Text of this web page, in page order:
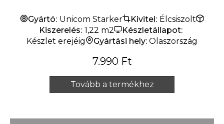
Gyártó: Unicom Starker Kivitel: Élcsiszolt
Kiszerelés: 1,22 m2
Készletállapot:
Készlet erejéig
Gyártási hely: Olaszország
7.990 Ft
Tovább a termékhez